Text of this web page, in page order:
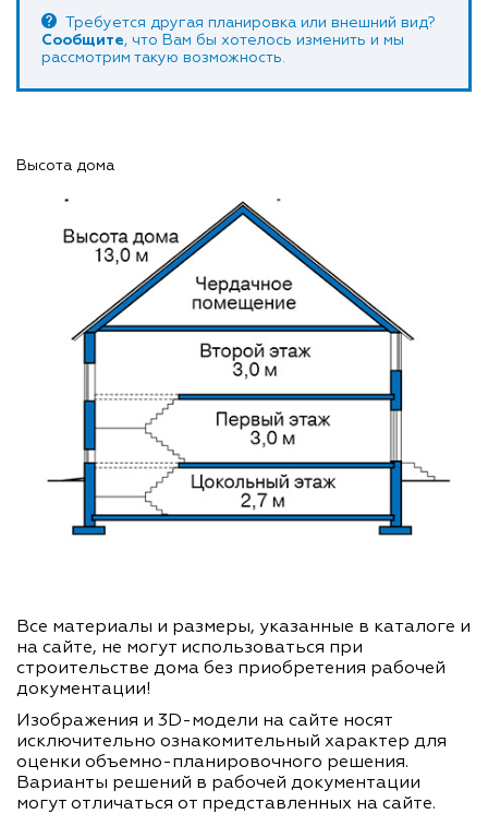
Требуется другая планировка или внешний вид?
Сообщите, что Вам бы хотелось изменить и мы
рассмотрим такую возможность.
Высота дома
Все материалы и размеры, указанные в каталоге и
на сайте, не могут использоваться при
строительстве дома без приобретения рабочей
документации!
Изображения и 3D-модели на сайте носят
исключительно ознакомительный характер для
оценки объемно-планировочного решения.
Варианты решений в рабочей документации
могут отличаться от представленных на сайте.